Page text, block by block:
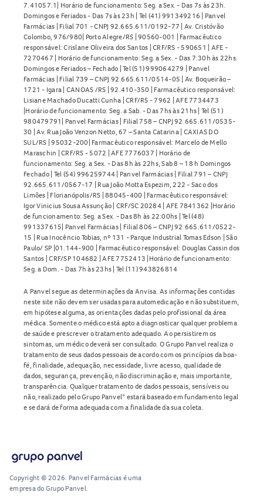
7.41057.1| Horário de funcionamento: Seg. a Sex. - Das 7s às 23h.
Domingos e Feriados - Das 7s às 23h | Tel (41) 991349216 | Panvel
Farmácias | Filial 701 - CNPJ 92.665.611/0192-77 | Av. Cristóvão
Colombo, 976/980| Porto Alegre/RS | 90560-001 | Farmacêutico
responsável: Crislane Oliveira dos Santos | CRF/RS - 590651 | AFE -
7270467 | Horário de funcionamento: Seg. a Sex. - Das 7:30h às 22hs.
Domingos e Feriados – Fechado | Tel (51) 999064279 | Panvel
Farmácias | Filial 739 – CNPJ 92.665.611/0514-05 | Av. Boqueirão –
1721 - Igara | CANOAS /RS | 92.410-350 | Farmacêutico responsável:
Lisiane Machado Ducatti Cunha | CRF/RS - 7962 | AFE 7734473
|Horário de funcionamento: Seg. a Sab. - Das 7hs às 21hs | Tel (51)
980479791| Panvel Farmácias | Filial 758 – CNPJ 92.665.611/0535-
30 | Av. Rua João Venzon Netto, 67 – Santa Catarina | CAXIAS DO
SUL/RS | 95032-200| Farmacêutico responsável: Marcelo de Mello
Maraschin | CRF/RS - 5072 | AFE 7776037 | Horário de
funcionamento: Seg. a Sex. - Das 8h às 22hs, Sab 8 – 18 h Domingos
Fechado | Tel (54) 996259744 | Panvel Farmácias | Filial 791 – CNPJ
92.665.611/0567-17 | Rua João Motta Espezim, 222 - Saco dos
Limões | Florianópolis/RS | 88045-400 | Farmacêutico responsável:
Igor Vinicius Sousa Assunção | CRF/SC 20284 | AFE 7841362 |Horário
de funcionamento: Seg. a Sex. - Das 8h às 22:00hs | Tel (48)
991337615| Panvel Farmácias | Filial 806 – CNPJ 92.665.611/0522-
15 | Rua Inocêncio Tobias, nº 131 - Parque Industrial Tomas Edson | São
Paulo/ SP |01.144-900 | Farmacêutico responsável: Douglas Cassin dos
Santos | CRF/SP 104682 | AFE 7752413 |Horário de funcionamento:
Seg. a Dom. - Das 7h às 23hs | Tel (11) 943826814
A Panvel segue as determinações da Anvisa. As informações contidas
neste site não devem ser usadas para automedicação e não substituem,
em hipótese alguma, as orientações dadas pelo profissional da área
médica. Somente o médico está apto a diagnosticar qualquer problema
de saúde e prescrever o tratamento adequado. Ao persistirem os
sintomas, um médico deverá ser consultado. O Grupo Panvel realiza o
tratamento de seus dados pessoais de acordo com os princípios da boa-
fé, finalidade, adequação, necessidade, livre acesso, qualidade de
dados, segurança, prevenção, não discriminação e, mais importante,
transparência. Qualquer tratamento de dados pessoais, sensíveis ou
não, realizado pelo Grupo Panvel* estará baseado em fundamento legal
e se dará de forma adequada com a finalidade da sua coleta.
Copyright © 2026. Panvel Farmácias é uma
empresa do Grupo Panvel.